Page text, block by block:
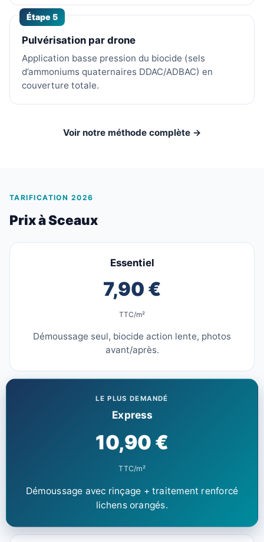
Étape 5
Pulvérisation par drone
Application basse pression du biocide (sels
d’ammoniums quaternaires DDAC/ADBAC) en
couverture totale.
Voir notre méthode complète →
TARIFICATION 2026
Prix à Sceaux
Essentiel
7,90 €
TTC/m²
Démoussage seul, biocide action lente, photos
avant/après.
LE PLUS DEMANDÉ
Express
10,90 €
TTC/m²
Démoussage avec rinçage + traitement renforcé
lichens orangés.